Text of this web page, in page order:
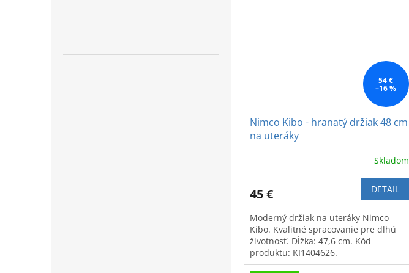
54 €
–16 %
Nimco Kibo - hranatý držiak 48 cm
na uteráky
Skladom
45 € DETAIL
Moderný držiak na uteráky Nimco
Kibo. Kvalitné spracovanie pre dlhú
životnosť. Dĺžka: 47,6 cm. Kód
produktu: KI1404626.